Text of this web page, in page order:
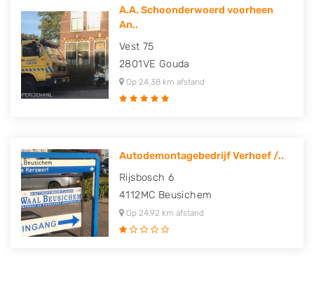
A.A. Schoonderwoerd voorheen
An..
Vest 75
2801VE Gouda
Op 24,38 km afstand
Autodemontagebedrijf Verhoef /..
Rijsbosch 6
4112MC Beusichem
Op 24,92 km afstand